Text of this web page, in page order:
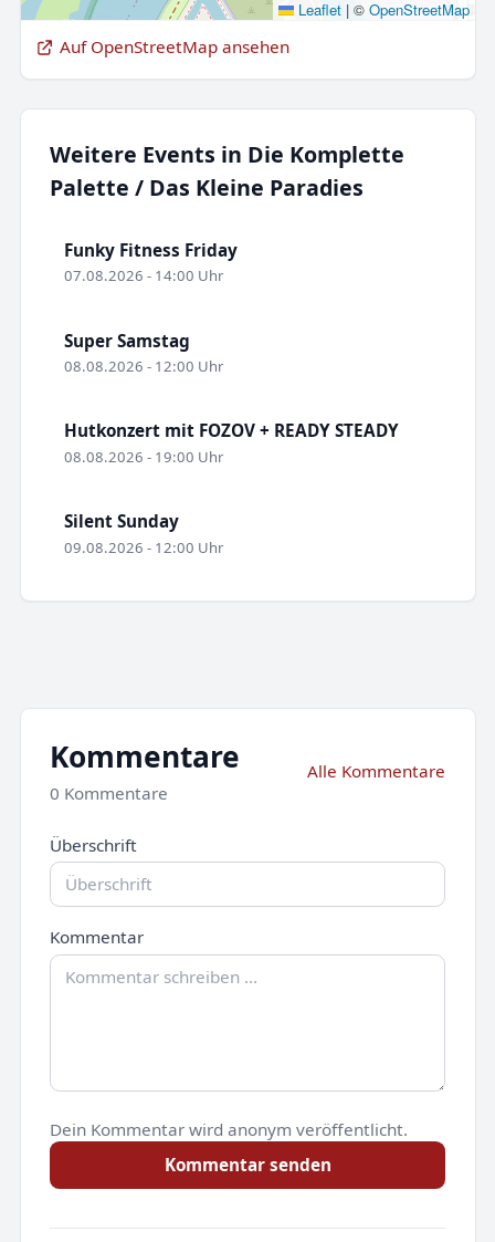
Leaflet |© OpenStreetMap
Auf OpenStreetMap ansehen
Weitere Events in Die Komplette
Palette / Das Kleine Paradies
Funky Fitness Friday
07.08.2026 - 14:00 Uhr
Super Samstag
08.08.2026 - 12:00 Uhr
Hutkonzert mit FOZOV + READY STEADY
08.08.2026 - 19:00 Uhr
Silent Sunday
09.08.2026 - 12:00 Uhr
Kommentare
0 Kommentare
Alle Kommentare
Überschrift
Kommentar
Dein Kommentar wird anonym veröffentlicht.
Kommentar senden